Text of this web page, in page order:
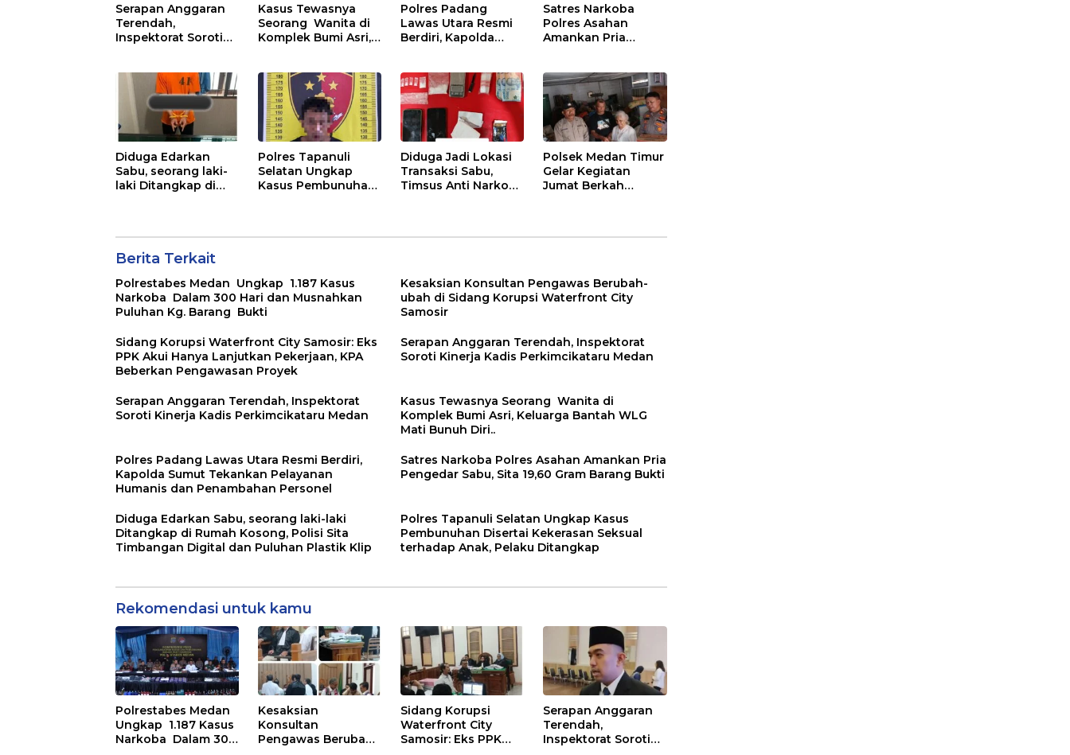
Serapan Anggaran
Terendah,
Inspektorat Soroti
Medan
Kasus Tewasnya
Seorang Wanita di
Komplek Bumi Asri,
Diri..
Polres Padang
Lawas Utara Resmi
Berdiri, Kapolda
dan Penambahan
Personel
Satres Narkoba
Polres Asahan
Amankan Pria
Bukti
Diduga Edarkan
Sabu, seorang laki-
laki Ditangkap di
dan Puluhan Plastik
Klip
Polres Tapanuli
Selatan Ungkap
Kasus Pembunuhan
Ditangkap
Diduga Jadi Lokasi
Transaksi Sabu,
Timsus Anti Narkoba
Bukti 63,67 Gram
Polsek Medan Timur
Gelar Kegiatan
Jumat Berkah
Kec. Medan
Berita Terkait
Polrestabes Medan Ungkap 1.187 Kasus
Narkoba Dalam 300 Hari dan Musnahkan
Puluhan Kg. Barang Bukti
Kesaksian Konsultan Pengawas Berubah-
ubah di Sidang Korupsi Waterfront City
Samosir
Sidang Korupsi Waterfront City Samosir: Eks
PPK Akui Hanya Lanjutkan Pekerjaan, KPA
Beberkan Pengawasan Proyek
Serapan Anggaran Terendah, Inspektorat
Soroti Kinerja Kadis Perkimcikataru Medan
Serapan Anggaran Terendah, Inspektorat
Soroti Kinerja Kadis Perkimcikataru Medan
Kasus Tewasnya Seorang Wanita di
Komplek Bumi Asri, Keluarga Bantah WLG
Mati Bunuh Diri..
Polres Padang Lawas Utara Resmi Berdiri,
Kapolda Sumut Tekankan Pelayanan
Humanis dan Penambahan Personel
Satres Narkoba Polres Asahan Amankan Pria
Pengedar Sabu, Sita 19,60 Gram Barang Bukti
Diduga Edarkan Sabu, seorang laki-laki
Ditangkap di Rumah Kosong, Polisi Sita
Timbangan Digital dan Puluhan Plastik Klip
Polres Tapanuli Selatan Ungkap Kasus
Pembunuhan Disertai Kekerasan Seksual
terhadap Anak, Pelaku Ditangkap
Rekomendasi untuk kamu
Polrestabes Medan
Ungkap 1.187 Kasus
Narkoba Dalam 300
Kesaksian
Konsultan
Pengawas Berubah-
Sidang Korupsi
Waterfront City
Samosir: Eks PPK
Serapan Anggaran
Terendah,
Inspektorat Soroti